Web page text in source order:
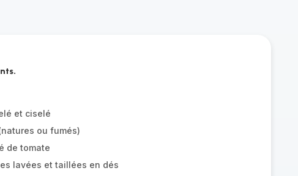
et ciselé
ou fumés)
de tomate
lavées et taillées en dés